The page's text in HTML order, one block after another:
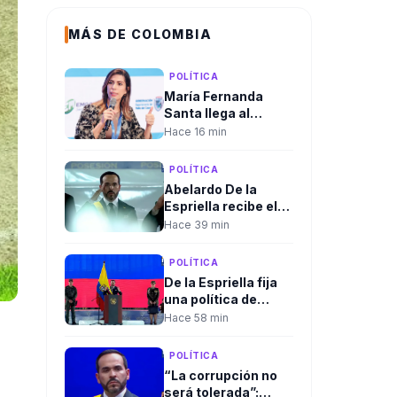
MÁS DE COLOMBIA
POLÍTICA
María Fernanda
Santa llega al
Gobierno. Será la
de Infraestructura
Hace 16 min
POLÍTICA
Abelardo De la
Espriella recibe el
mando supremo de
Militares en
solemne ceremonia
de reconocimiento
de tropas
Hace 39 min
POLÍTICA
De la Espriella fija
una política de
seguridad sin
grupos armados y
gobierno con
Hace 58 min
POLÍTICA
“La corrupción no
será tolerada”: